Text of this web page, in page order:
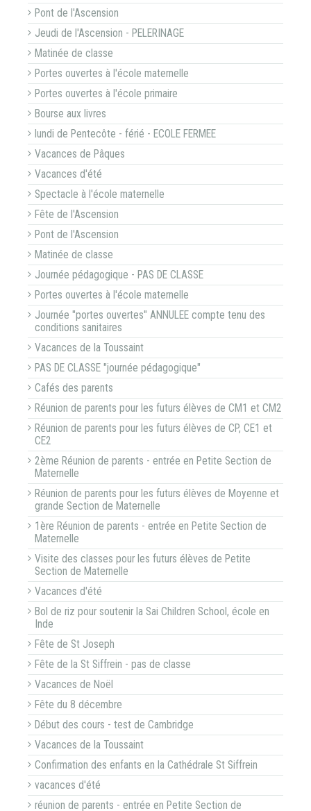
Pont de l'Ascension
Jeudi de l'Ascension - PELERINAGE
Matinée de classe
Portes ouvertes à l'école maternelle
Portes ouvertes à l'école primaire
Bourse aux livres
lundi de Pentecôte - férié - ECOLE FERMEE
Vacances de Pâques
Vacances d'été
Spectacle à l'école maternelle
Fête de l'Ascension
Pont de l'Ascension
Matinée de classe
Journée pédagogique - PAS DE CLASSE
Portes ouvertes à l'école maternelle
Journée "portes ouvertes" ANNULEE compte tenu des
conditions sanitaires
Vacances de la Toussaint
PAS DE CLASSE "journée pédagogique"
Cafés des parents
Réunion de parents pour les futurs élèves de CM1 et CM2
Réunion de parents pour les futurs élèves de CP, CE1 et
CE2
2ème Réunion de parents - entrée en Petite Section de
Maternelle
Réunion de parents pour les futurs élèves de Moyenne et
grande Section de Maternelle
1ère Réunion de parents - entrée en Petite Section de
Maternelle
Visite des classes pour les futurs élèves de Petite
Section de Maternelle
Vacances d'été
Bol de riz pour soutenir la Sai Children School, école en
Inde
Fête de St Joseph
Fête de la St Siffrein - pas de classe
Vacances de Noël
Fête du 8 décembre
Début des cours - test de Cambridge
Vacances de la Toussaint
Confirmation des enfants en la Cathédrale St Siffrein
vacances d'été
réunion de parents - entrée en Petite Section de